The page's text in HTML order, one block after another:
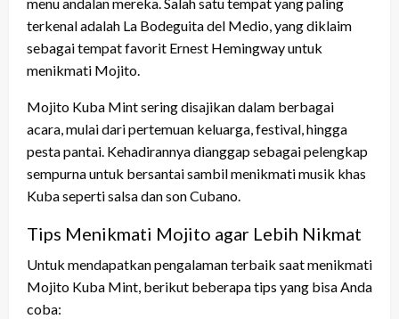
menu andalan mereka. Salah satu tempat yang paling
terkenal adalah La Bodeguita del Medio, yang diklaim
sebagai tempat favorit Ernest Hemingway untuk
menikmati Mojito.
Mojito Kuba Mint sering disajikan dalam berbagai
acara, mulai dari pertemuan keluarga, festival, hingga
pesta pantai. Kehadirannya dianggap sebagai pelengkap
sempurna untuk bersantai sambil menikmati musik khas
Kuba seperti salsa dan son Cubano.
Tips Menikmati Mojito agar Lebih Nikmat
Untuk mendapatkan pengalaman terbaik saat menikmati
Mojito Kuba Mint, berikut beberapa tips yang bisa Anda
coba: